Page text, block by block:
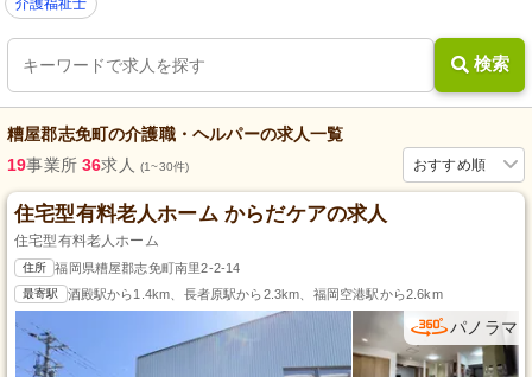
介護福祉士
検索
糟屋郡志免町の介護職・ヘルパーの求人一覧
おすすめ順
19事業所 36求人 (1~30件)
住宅型有料老人ホーム からだケアの求人
住宅型有料老人ホーム
住所 福岡県糟屋郡志免町南里2-2-14
最寄駅 酒殿駅から1.4km、長者原駅から2.3km、福岡空港駅から2.6km
パノラマ